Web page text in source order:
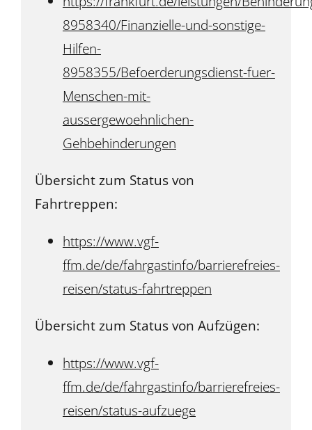
8958340/Finanzielle-und-sonstige-
Hilfen-
8958355/Befoerderungsdienst-fuer-
Menschen-mit-
aussergewoehnlichen-
Gehbehinderungen
Übersicht zum Status von
Fahrtreppen:
https://www.vgf-
ffm.de/de/fahrgastinfo/barrierefreies-
reisen/status-fahrtreppen
Übersicht zum Status von Aufzügen:
https://www.vgf-
ffm.de/de/fahrgastinfo/barrierefreies-
reisen/status-aufzuege